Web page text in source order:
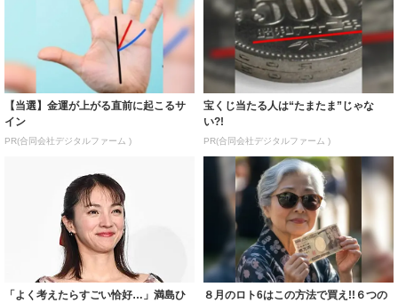
【当選】金運が上がる直前に起こるサ
イン
PR(合同会社デジタルファーム )
宝くじ当たる人は“たまたま”じゃな
い?!
PR(合同会社デジタルファーム )
「よく考えたらすごい恰好…」満島ひ
８月のロト6はこの方法で買え!!６つの